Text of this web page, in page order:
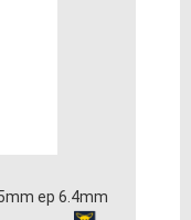
ep 6.4mm